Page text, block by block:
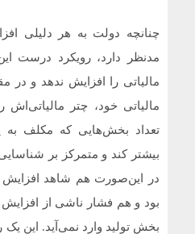
چنانچه دولت به هر دلیلی
مدنظر دارد، رویکرد درست
مالیاتی را افزایش ندهد و در
مالیاتی خود، چتر مالیاتی‌اش
تعداد بخش‌هایی که مکلف به
بیشتر کند و متمرکز بر
در این‌صورت هم شاهد افزایش
بود و هم فشار ناشی از افزایش
بخش تولید وارد نمی‌آید. این